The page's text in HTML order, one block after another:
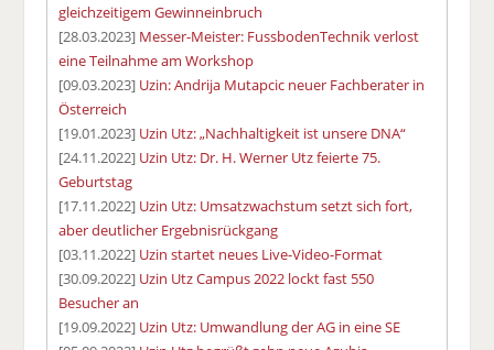
gleichzeitigem Gewinneinbruch
[28.03.2023] Messer-Meister: FussbodenTechnik verlost
eine Teilnahme am Workshop
[09.03.2023] Uzin: Andrija Mutapcic neuer Fachberater in
Österreich
[19.01.2023] Uzin Utz: „Nachhaltigkeit ist unsere DNA“
[24.11.2022] Uzin Utz: Dr. H. Werner Utz feierte 75.
Geburtstag
[17.11.2022] Uzin Utz: Umsatzwachstum setzt sich fort,
aber deutlicher Ergebnisrückgang
[03.11.2022] Uzin startet neues Live-Video-Format
[30.09.2022] Uzin Utz Campus 2022 lockt fast 550
Besucher an
[19.09.2022] Uzin Utz: Umwandlung der AG in eine SE